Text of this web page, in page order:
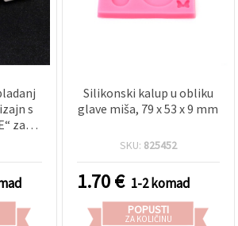
s
za
ručni
Silikonski kalup u obliku
glave miša, 79 x 53 x 9 mm
SKU: 825452
1.70€ 1-2 komad
POPUSTI
ZA KOLIČINU